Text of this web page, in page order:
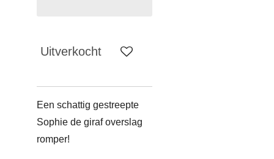
Uitverkocht
Een schattig gestreepte
Sophie de giraf overslag
romper!